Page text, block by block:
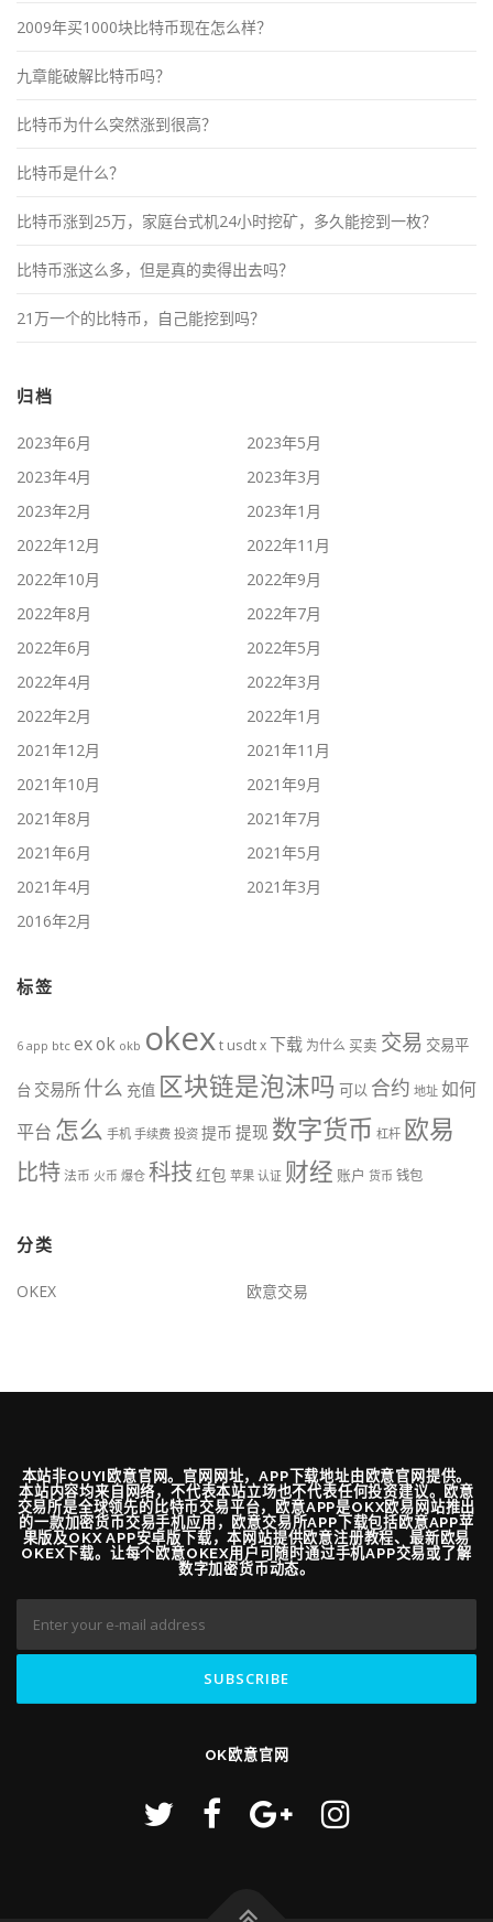
2009年买1000块比特币现在怎么样？
九章能破解比特币吗？
比特币为什么突然涨到很高？
比特币是什么？
比特币涨到25万，家庭台式机24小时挖矿，多久能挖到一枚？
比特币涨这么多，但是真的卖得出去吗？
21万一个的比特币，自己能挖到吗？
归档
2023年6月
2023年5月
2023年4月
2023年3月
2023年2月
2023年1月
2022年12月
2022年11月
2022年10月
2022年9月
2022年8月
2022年7月
2022年6月
2022年5月
2022年4月
2022年3月
2022年2月
2022年1月
2021年12月
2021年11月
2021年10月
2021年9月
2021年8月
2021年7月
2021年6月
2021年5月
2021年4月
2021年3月
2016年2月
标签
6 app btc exok okb okext usdtx下载 为什么 买卖 交易 交易平
台 交易所 什么 充值 区块链是泡沫吗 可以 合约 地址 如何
平台 怎么 手机 手续费 投资 提币 提现 数字货币 杠杆 欧易
比特法币 火币 爆仓 科技 红包 苹果 认证 财经 账户 货币 钱包
分类
OKEX 欧意交易
本站非OUYI欧意官网。官网网址，APP下载地址由欧意官网提供。
本站内容均来自网络，不代表本站立场也不代表任何投资建议。欧意
交易所是全球领先的比特币交易平台，欧意APP是OKX欧易网站推出
的一款加密货币交易手机应用，欧意交易所APP下载包括欧意APP苹
果版及OKX APP安卓版下载，本网站提供欧意注册教程、最新欧易
OKEX下载。让每个欧意OKEX用户可随时通过手机APP交易或了解
数字加密货币动态。
OK欧意官网